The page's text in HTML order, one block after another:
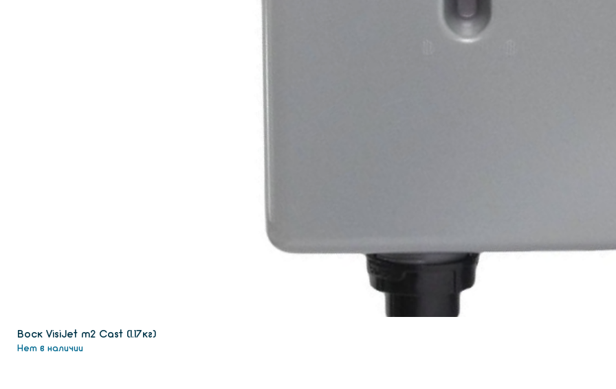
Воск VisiJet m2 Сast (1.17кг)
Нет в наличии